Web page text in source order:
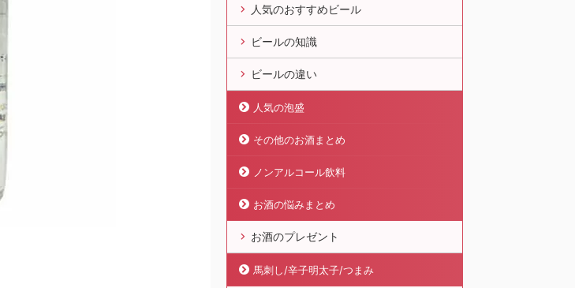
人気のおすすめビール
ビールの知識
ビールの違い
人気の泡盛
その他のお酒まとめ
ノンアルコール飲料
お酒の悩みまとめ
お酒のプレゼント
馬刺し/辛子明太子/つまみ